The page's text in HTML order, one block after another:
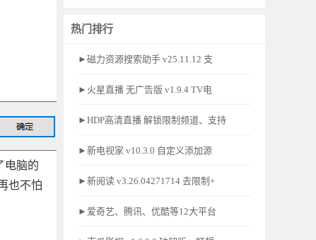
热门排行
►磁力资源搜索助手 v25.11.12 支
►火星直播 无广告版 v1.9.4 TV电
►HDP高清直播 解锁限制频道、支持
►新电视家 v10.3.0 自定义添加源
►新阅读 v3.26.04271714 去限制+
►爱奇艺、腾讯、优酷等12大平台
电脑的
也不怕